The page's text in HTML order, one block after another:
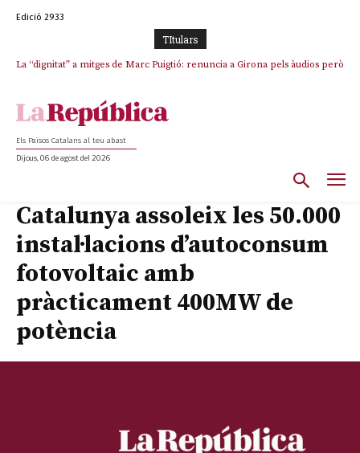
Edició 2933
TItulars
La “dignitat” a mitges de Marc Puigtió: renuncia a Girona pels àudios però
Els Països Catalans al teu abast
Dijous, 06 de agost del 2026
Catalunya assoleix les 50.000
instal·lacions d’autoconsum
fotovoltaic amb
pràcticament 400MW de
potència